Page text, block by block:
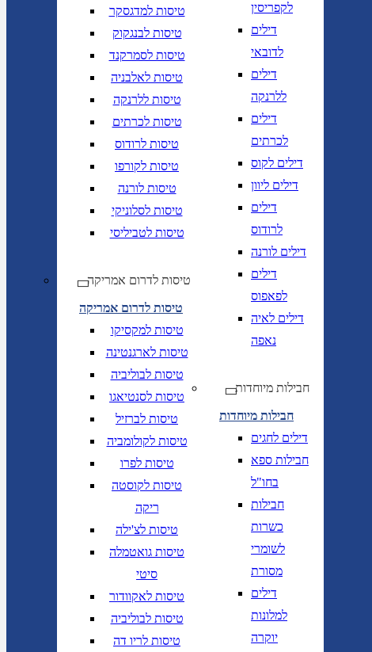
טיסות למדגסקר
טיסות לבנגקוק
טיסות לסמרקנד
טיסות לאלבניה
טיסות ללרנקה
טיסות לכרתים
טיסות לרודוס
טיסות לקורפו
טיסות לורנה
טיסות לסלוניקי
טיסות לטביליסי
טיסות לדרום אמריקה
טיסות לדרום אמריקה
טיסות למקסיקו
טיסות לארגנטינה
טיסות לבוליביה
טיסות לסנטיאגו
טיסות לברזיל
טיסות לקולומביה
טיסות לפרו
טיסות לקוסטה
ריקה
טיסות לצ'ילה
טיסות גואטמלה
סיטי
טיסות לאקוודור
טיסות לבוליביה
טיסות לריו דה
לקפריסין
דילים
לדובאי
דילים
ללרנקה
דילים
לכרתים
דילים לקוס
דילים ליוון
דילים
לרודוס
דילים לורנה
דילים
לפאפוס
דילים לאיה
נאפה
חבילות מיוחדות
חבילות מיוחדות
דילים לחגים
חבילות ספא
בחו"ל
חבילות
כשרות
לשומרי
מסורת
דילים
למלונות
יוקרה